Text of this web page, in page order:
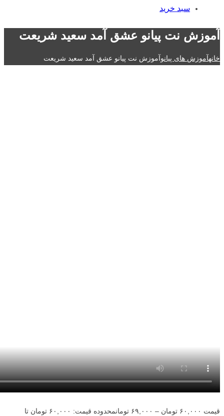
سبد خرید
آموزش نت پیانو عشق آمد سعید شریعت
خانهآموزش های پیانوآموزش نت پیانو عشق آمد سعید شریعت
قیمت ۶۰,۰۰۰ تومان – ۶۹,۰۰۰ تومان
محدوده قیمت: ۶۰,۰۰۰ تومان تا